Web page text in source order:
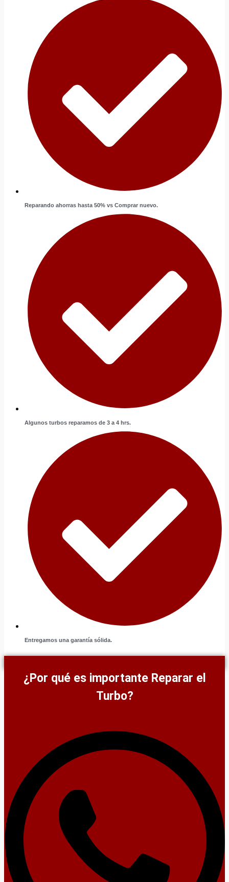
Reparando ahorras hasta 50% vs Comprar nuevo.
Algunos turbos reparamos de 3 a 4 hrs.
Entregamos una garantía sólida.
¿Por qué es importante Reparar el
Turbo?